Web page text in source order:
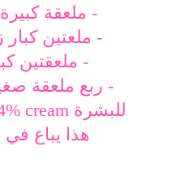
- ملعقة
- ملعتين
- ملعقتين
- ربع ملعقة
للبشرة Eldoquin forte 4% cream
هذا يباع في